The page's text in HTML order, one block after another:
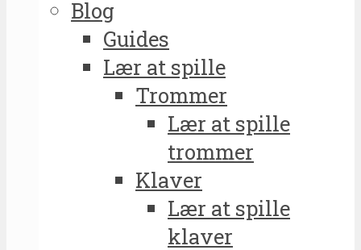
Blog
Guides
Lær at spille
Trommer
Lær at spille
trommer
Klaver
Lær at spille
klaver